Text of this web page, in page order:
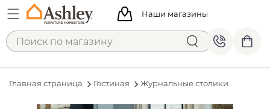
Наши магазины
Главная страница Гостиная Журнальные столики